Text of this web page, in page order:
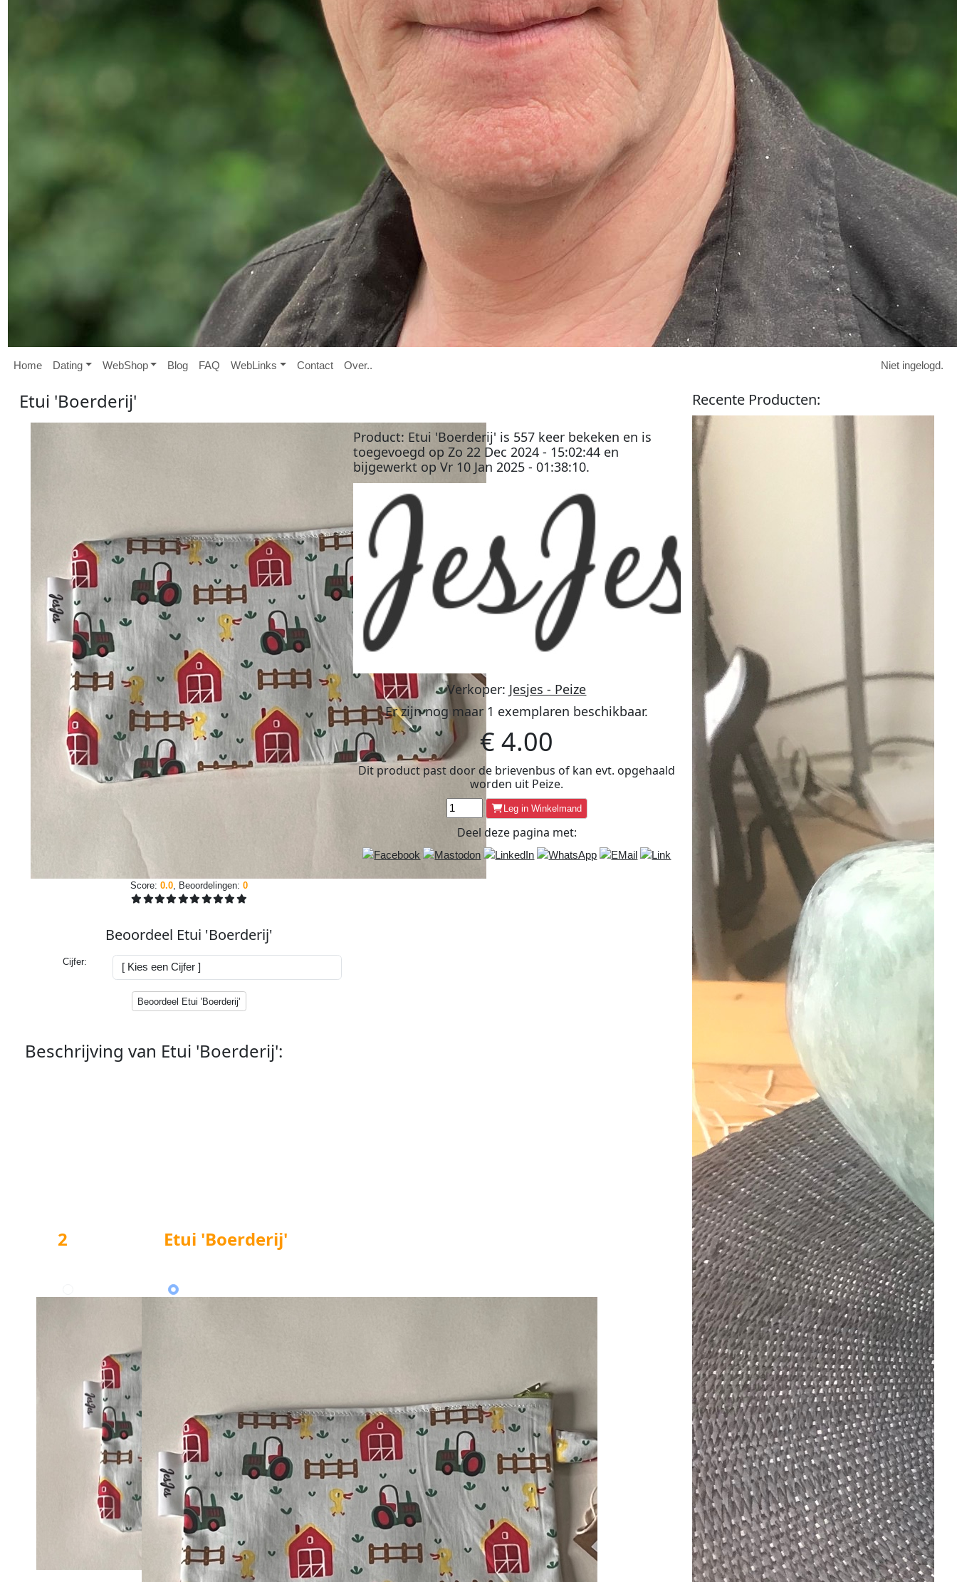
Home Dating WebShop Blog FAQ WebL inks Contact Over.. Niet ingelogd.
Etui 'Boerderij'
Score: 0.0, Beoordelingen: 0
Beoordeel Etui 'Boerderij'
Cijfer:
Beoordeel Etui 'Boerderij'
Product: Etui 'Boerderij' is 557keer bekeken en is
toegevoegd op Zo 22 Dec 2024 - 15:02:44en
bijgewerkt op Vr 10 Jan 2025 - 01:38:10.
Verkoper: Jesjes - Peize
Er zijn nog maar 1 exemplaren beschikbaar.
€4.00
Dit product past door de brievenbus of kan evt. opgehaald
worden uit Peize.
Leg in Winkelmand
Deel deze pagina met:
Beschrijving van Etui 'Boerderij':
2 Etui 'Boerderij'
Recente Producten: